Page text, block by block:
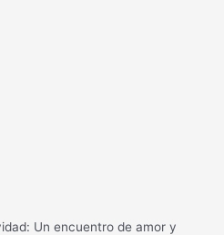
Un encuentro de amor y